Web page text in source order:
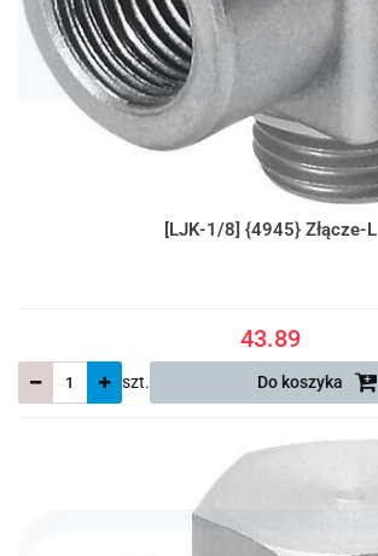
[LJK-1/8] {4945} Złącze-L
43.89
szt. Do koszyka